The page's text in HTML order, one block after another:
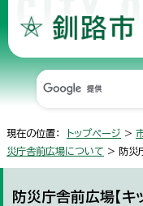
現在の位置： トップページ >
災庁舎前広場について > 防災
防災庁舎前広場【キ